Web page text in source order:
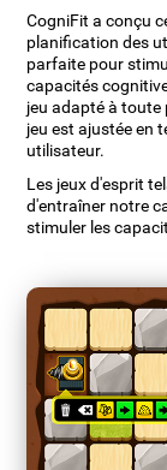
CogniFit a conçu
planification des
parfaite pour
capacités
jeu adapté à toute
jeu est ajustée en
utilisateur.
Les jeux d'esprit
d'entraîner notre
stimuler les